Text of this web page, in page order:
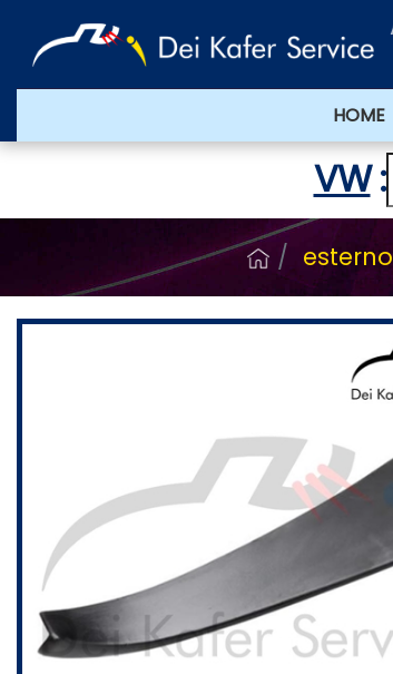
HOME
VW:
esterno